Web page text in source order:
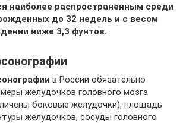
наиболее распространенным среди
до 32 недель и с весом
ниже 3,3 фунтов.
в России обязательно
желудочков головного мозга
боковые желудочки), площадь
желудочков, сосуды головного